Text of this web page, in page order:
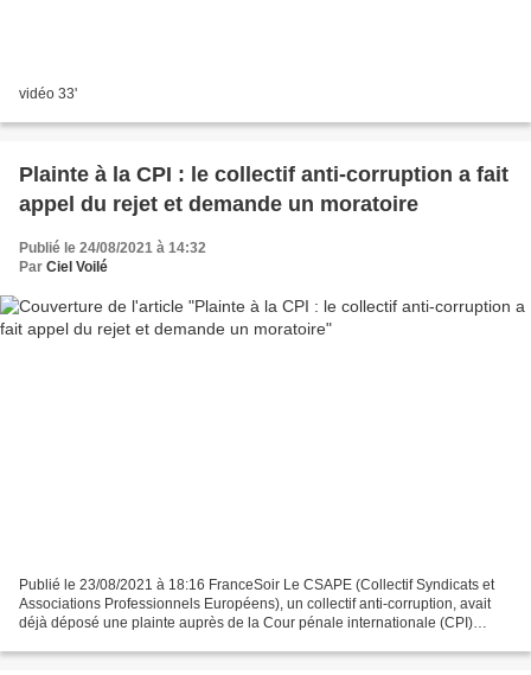
vidéo 33'
Plainte à la CPI : le collectif anti-corruption a fait
appel du rejet et demande un moratoire
Publié le 24/08/2021 à 14:32
Par Ciel Voilé
Publié le 23/08/2021 à 18:16 FranceSoir Le CSAPE (Collectif Syndicats et
Associations Professionnels Européens), un collectif anti-corruption, avait
déjà déposé une plainte auprès de la Cour pénale internationale (CPI)